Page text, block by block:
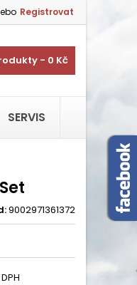
Registrovat
- 0 Kč
SERVIS
9002971361372